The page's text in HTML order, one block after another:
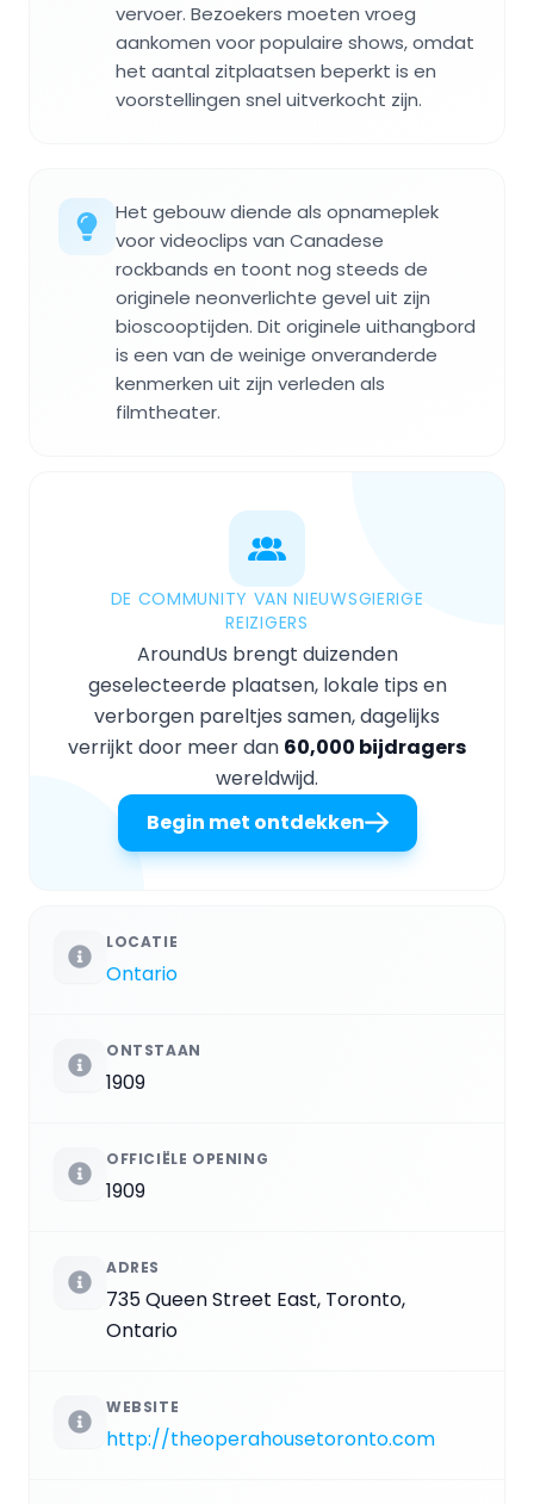
vervoer. Bezoekers moeten vroeg
aankomen voor populaire shows, omdat
het aantal zitplaatsen beperkt is en
voorstellingen snel uitverkocht zijn.
Het gebouw diende als opnameplek
voor videoclips van Canadese
rockbands en toont nog steeds de
originele neonverlichte gevel uit zijn
bioscooptijden. Dit originele uithangbord
is een van de weinige onveranderde
kenmerken uit zijn verleden als
filmtheater.
DE COMMUNITY VAN NIEUWSGIERIGE
REIZIGERS
AroundUs brengt duizenden
geselecteerde plaatsen, lokale tips en
verborgen pareltjes samen, dagelijks
verrijkt door meer dan 60,000 bijdragers
wereldwijd.
Begin met ontdekken
LOCATIE
Ontario
ONTSTAAN
1909
OFFICIËLE OPENING
1909
ADRES
735 Queen Street East, Toronto,
Ontario
WEBSITE
http://theoperahousetoronto.com